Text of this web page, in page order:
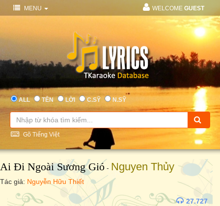
MENU WELCOME GUEST
ALL TÊN LỜI C.SỸ N.SỸ
Gõ Tiếng Việt
Ai Đi Ngoài Sương Gió - Nguyen Thủy
Tác giả: Nguyễn Hữu Thiết
27.727